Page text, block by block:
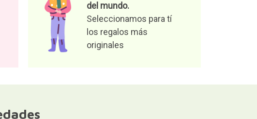
del mundo.
Seleccionamos para tí
los regalos más
originales